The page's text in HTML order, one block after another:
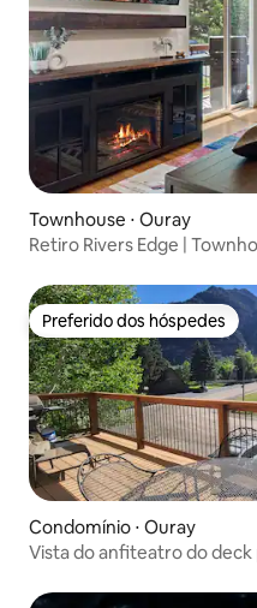
Townhouse ⋅ Ouray
Retiro Rivers Edge |
Preferido dos hóspedes
Preferido dos hóspedes
Condomínio ⋅ Ouray
Vista do anfiteatro do deck